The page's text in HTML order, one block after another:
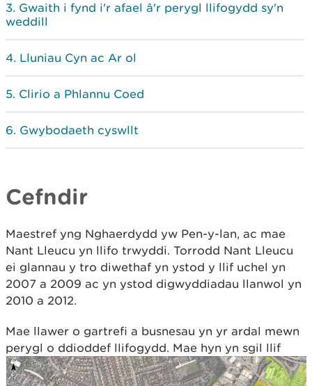
Gwaith i fynd i'r afael â'r perygl llifogydd sy'n
weddill
Lluniau Cyn ac Ar ol
Clirio a Phlannu Coed
Gwybodaeth cyswllt
Cefndir
Maestref yng Nghaerdydd yw Pen-y-lan, ac mae
Nant Lleucu yn llifo trwyddi. Torrodd Nant Lleucu
ei glannau y tro diwethaf yn ystod y llif uchel yn
2007 a 2009 ac yn ystod digwyddiadau llanwol yn
2010 a 2012.
Mae llawer o gartrefi a busnesau yn yr ardal mewn
perygl o ddioddef llifogydd. Mae hyn yn sgil llif